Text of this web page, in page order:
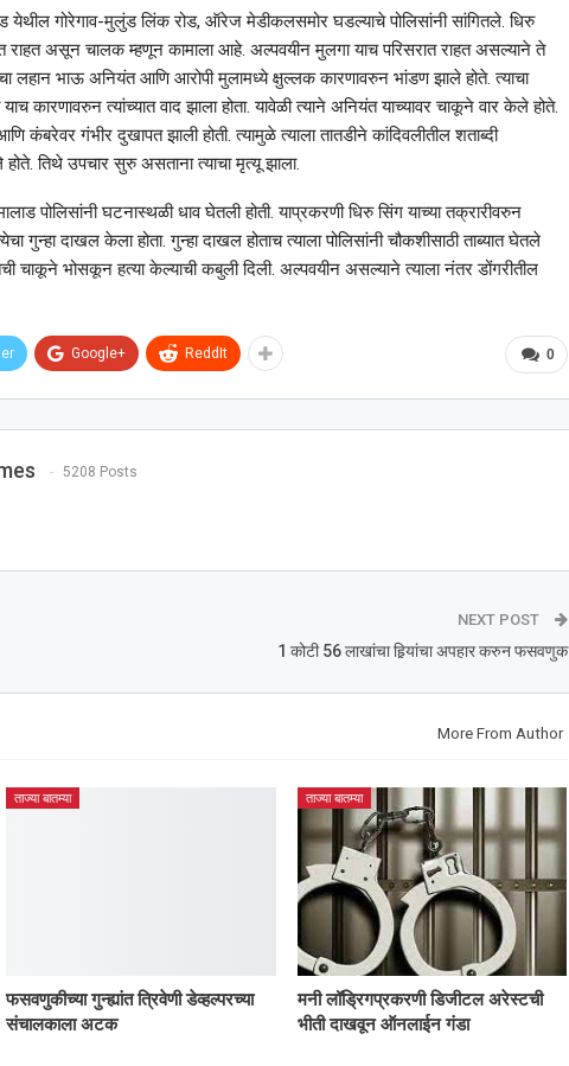
येथील गोरेगाव-मुलुंड लिंक रोड, ऑरेज मेडीकलसमोर घडल्याचे पोलिसांनी सांगितले. धिरु
राहत असून चालक म्हणून कामाला आहे. अल्पवयीन मुलगा याच परिसरात राहत असल्याने ते
लहान भाऊ अनियंत आणि आरोपी मुलामध्ये क्षुल्लक कारणावरुन भांडण झाले होते. त्याचा
याच कारणावरुन त्यांच्यात वाद झाला होता. यावेळी त्याने अनियंत याच्यावर चाकूने वार केले होते.
आणि कंबरेवर गंभीर दुखापत झाली होती. त्यामुळे त्याला तातडीने कांदिवलीतील शताब्दी
तिथे उपचार सुरु असताना त्याचा मृत्यू झाला.
पोलिसांनी घटनास्थळी धाव घेतली होती. याप्रकरणी धिरु सिंग याच्या तक्रारीवरुन
गुन्हा दाखल केला होता. गुन्हा दाखल होताच त्याला पोलिसांनी चौकशीसाठी ताब्यात घेतले
चाकूने भोसकून हत्या केल्याची कबुली दिली. अल्पवयीन असल्याने त्याला नंतर डोंगरीतील
0
Google+ ReddIt
5208 Posts
NEXT POST
1 कोटी 56 लाखांचा हिर्‍यांचा अपहार करुन फसवणुक
More From Author
ताज्या बातम्या
फसवणुकीच्या गुन्ह्यांत त्रिवेणी डेव्हल्परच्या
संचालकाला अटक
ताज्या बातम्या
मनी लॉड्रिगप्रकरणी डिजीटल अरेस्टची
भीती दाखवून ऑनलाईन गंडा